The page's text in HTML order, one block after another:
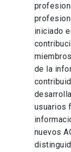
iniciado
de la
usuarios
nuevos